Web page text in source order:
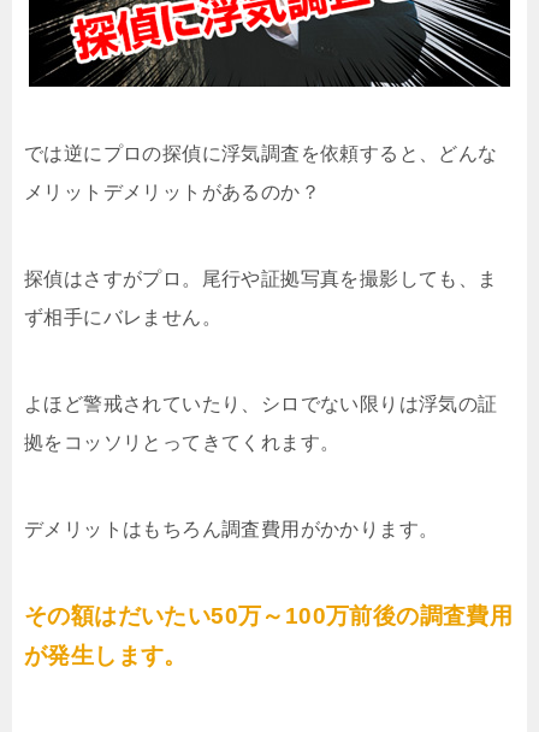
では逆にプロの探偵に浮気調査を依頼すると、どんな
メリットデメリットがあるのか？
探偵はさすがプロ。尾行や証拠写真を撮影しても、ま
ず相手にバレません。
よほど警戒されていたり、シロでない限りは浮気の証
拠をコッソリとってきてくれます。
デメリットはもちろん調査費用がかかります。
その額はだいたい50万～100万前後の調査費用
が発生します。